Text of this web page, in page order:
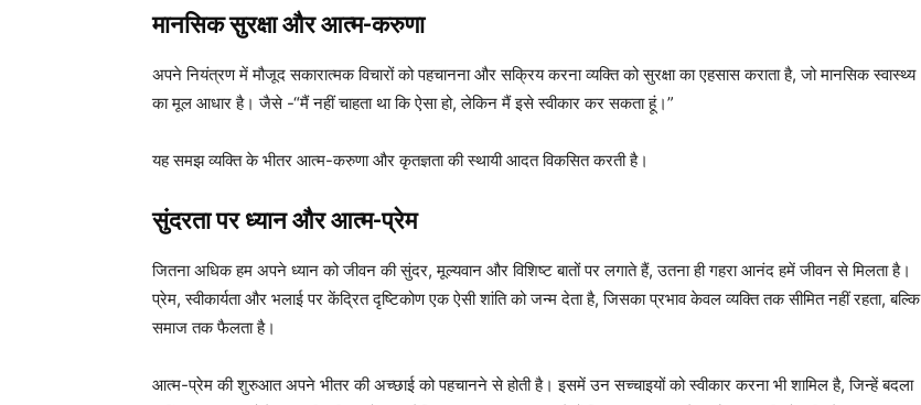
मानसिक सुरक्षा और आत्म-करुणा
अपने नियंत्रण में मौजूद सकारात्मक विचारों को पहचानना और सक्रिय करना व्यक्ति को सुरक्षा का एहसास कराता है, जो मानसिक स्वास्थ्य
का मूल आधार है। जैसे -“मैं नहीं चाहता था कि ऐसा हो, लेकिन मैं इसे स्वीकार कर सकता हूं।”
यह समझ व्यक्ति के भीतर आत्म-करुणा और कृतज्ञता की स्थायी आदत विकसित करती है।
सुंदरता पर ध्यान और आत्म-प्रेम
जितना अधिक हम अपने ध्यान को जीवन की सुंदर, मूल्यवान और विशिष्ट बातों पर लगाते हैं, उतना ही गहरा आनंद हमें जीवन से मिलता है।
प्रेम, स्वीकार्यता और भलाई पर केंद्रित दृष्टिकोण एक ऐसी शांति को जन्म देता है, जिसका प्रभाव केवल व्यक्ति तक सीमित नहीं रहता, बल्कि
समाज तक फैलता है।
आत्म-प्रेम की शुरुआत अपने भीतर की अच्छाई को पहचानने से होती है। इसमें उन सच्चाइयों को स्वीकार करना भी शामिल है, जिन्हें बदला